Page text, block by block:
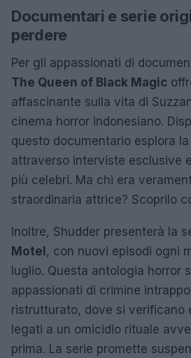
Documentari e serie
perdere
Per gli appassionati di
The Queen of Black Magic
affascinante sulla vita di
cinema horror indonesiano.
questo documentario esplora
attraverso interviste esclusive
più celebri. Ma chi era
straordinaria attrice? Scoprilo
Inoltre, Shudder presenterà la
Motel, con nuovi episodi ogni
luglio. Questa antologia horror
appassionati di crimine
ristrutturato, dove si verificano
legati a un omicidio rituale
prima. La serie promette